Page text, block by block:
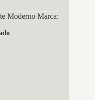
Moderno Marca: